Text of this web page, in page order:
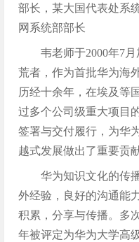
部长，某大国代表处系
网系统部部长
韦老师于2000年7
荒者，作为首批华为海
历经十余年，在埃及等
过多个公司级重大项目
签署与交付履行，为华
越式发展做出了重要贡献
华为知识文化的传
外经验，良好的沟通能
积累，分享与传播。多
年被评定为华为大学高